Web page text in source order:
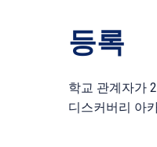
등록
학교 관계자가
디스커버리 아